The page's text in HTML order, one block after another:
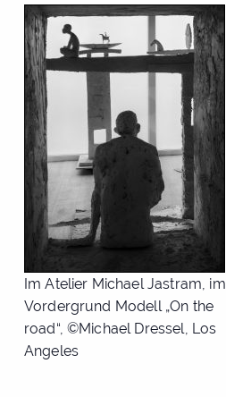
Im Atelier Michael Jastram, im
Vordergrund Modell „On the
road“, ©Michael Dressel, Los
Angeles